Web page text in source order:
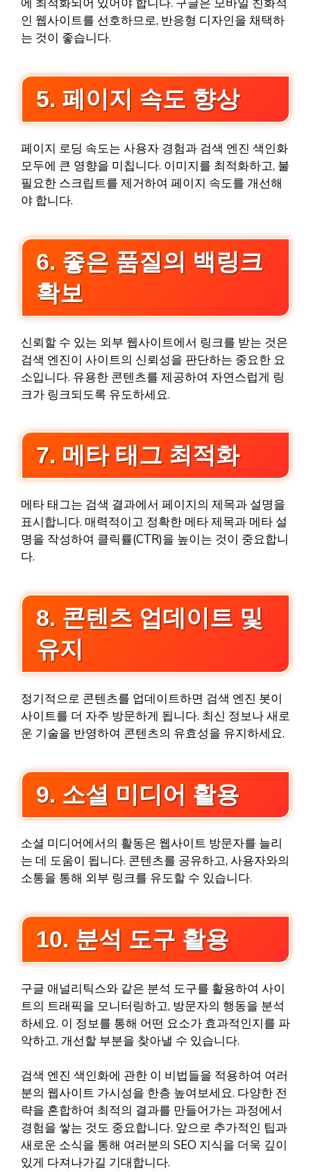
에 최적화되어 있어야 합니다. 구글은 모바일 친화적
인 웹사이트를 선호하므로, 반응형 디자인을 채택하
는 것이 좋습니다.
5. 페이지 속도 향상
페이지 로딩 속도는 사용자 경험과 검색 엔진 색인화
모두에 큰 영향을 미칩니다. 이미지를 최적화하고, 불
필요한 스크립트를 제거하여 페이지 속도를 개선해
야 합니다.
6. 좋은 품질의 백링크
확보
신뢰할 수 있는 외부 웹사이트에서 링크를 받는 것은
검색 엔진이 사이트의 신뢰성을 판단하는 중요한 요
소입니다. 유용한 콘텐츠를 제공하여 자연스럽게 링
크가 링크되도록 유도하세요.
7. 메타 태그 최적화
메타 태그는 검색 결과에서 페이지의 제목과 설명을
표시합니다. 매력적이고 정확한 메타 제목과 메타 설
명을 작성하여 클릭률(CTR)을 높이는 것이 중요합니
다.
8. 콘텐츠 업데이트 및
유지
정기적으로 콘텐츠를 업데이트하면 검색 엔진 봇이
사이트를 더 자주 방문하게 됩니다. 최신 정보나 새로
운 기술을 반영하여 콘텐츠의 유효성을 유지하세요.
9. 소셜 미디어 활용
소셜 미디어에서의 활동은 웹사이트 방문자를 늘리
는 데 도움이 됩니다. 콘텐츠를 공유하고, 사용자와의
소통을 통해 외부 링크를 유도할 수 있습니다.
10. 분석 도구 활용
구글 애널리틱스와 같은 분석 도구를 활용하여 사이
트의 트래픽을 모니터링하고, 방문자의 행동을 분석
하세요. 이 정보를 통해 어떤 요소가 효과적인지를 파
악하고, 개선할 부분을 찾아낼 수 있습니다.
검색 엔진 색인화에 관한 이 비법들을 적용하여 여러
분의 웹사이트 가시성을 한층 높여보세요. 다양한 전
략을 혼합하여 최적의 결과를 만들어가는 과정에서
경험을 쌓는 것도 중요합니다. 앞으로 추가적인 팁과
새로운 소식을 통해 여러분의 SEO 지식을 더욱 깊이
있게 다져나가길 기대합니다.